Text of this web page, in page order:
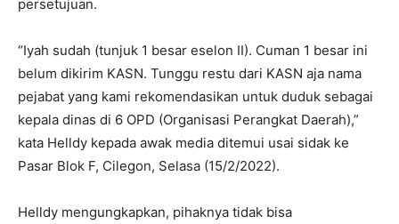
persetujuan.
“Iyah sudah (tunjuk 1 besar eselon II). Cuman 1 besar ini
belum dikirim KASN. Tunggu restu dari KASN aja nama
pejabat yang kami rekomendasikan untuk duduk sebagai
kepala dinas di 6 OPD (Organisasi Perangkat Daerah),”
kata Helldy kepada awak media ditemui usai sidak ke
Pasar Blok F, Cilegon, Selasa (15/2/2022).
Helldy mengungkapkan, pihaknya tidak bisa